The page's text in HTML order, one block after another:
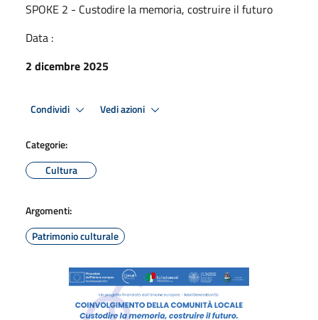
SPOKE 2 - Custodire la memoria, costruire il futuro
Data :
2 dicembre 2025
Condividi Vedi azioni
Categorie:
Cultura
Argomenti:
Patrimonio culturale